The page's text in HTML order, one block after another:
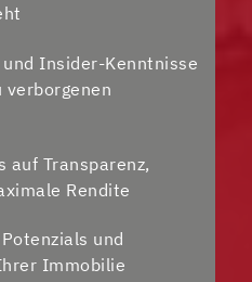
Insider-Kenntnisse
verborgenen
auf Transparenz,
Rendite
und
Immobilie